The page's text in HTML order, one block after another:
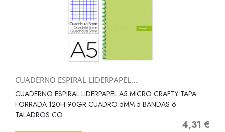
CUADERNO ESPIRAL LIDERPAPEL...
CUADERNO ESPIRAL LIDERPAPEL A5 MICRO CRAFTY TAPA
FORRADA 120H 90GR CUADRO 5MM 5 BANDAS 6
TALADROS CO
Precio
4,31 €